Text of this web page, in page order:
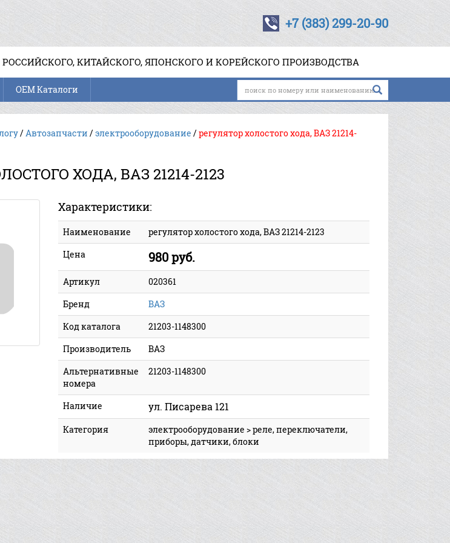
+7 (383) 299-20-90
КИТАЙСКОГО, ЯПОНСКОГО И КОРЕЙСКОГО ПРОИЗВОДСТВА
OEM Каталоги
/Автозапчасти /электрооборудование /регулятор холостого хода, ВАЗ 21214-
ХОДА, ВАЗ 21214-2123
Характеристики:
Наименование
регулятор холостого хода, ВАЗ 21214-2123
Цена
980 руб.
Артикул
020361
Бренд
ВАЗ
Код каталога
21203-1148300
Производитель
ВАЗ
Альтернативные
номера
21203-1148300
Наличие ул. Писарева 121
Категория
электрооборудование > реле, переключатели,
приборы, датчики, блоки